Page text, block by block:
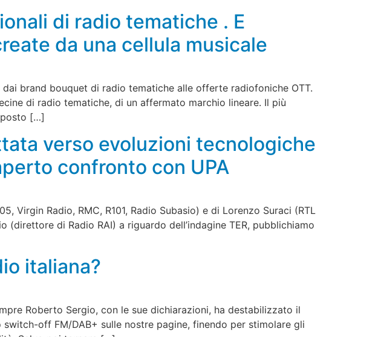
di radio tematiche . E
da una cellula musicale
brand bouquet di radio tematiche alle offerte radiofoniche OTT.
di radio tematiche, di un affermato marchio lineare. Il più
[…]
verso evoluzioni tecnologiche
confronto con UPA
Virgin Radio, RMC, R101, Radio Subasio) e di Lorenzo Suraci (RTL
di Radio RAI) a riguardo dell’indagine TER, pubblichiamo
italiana?
Roberto Sergio, con le sue dichiarazioni, ha destabilizzato il
off FM/DAB+ sulle nostre pagine, finendo per stimolare gli